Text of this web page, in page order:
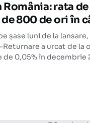
România: rata
800 de ori în
șase luni de la
a urcat de la
de 0,05% în decembrie